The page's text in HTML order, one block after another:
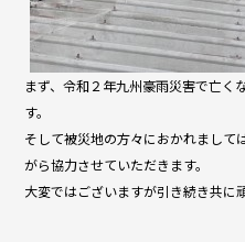
まず、令和２年九州豪雨災害で亡く
す。
そして被災地の方々におかれまして
がら協力させていただきます。
大変ではございますが引き続き共に